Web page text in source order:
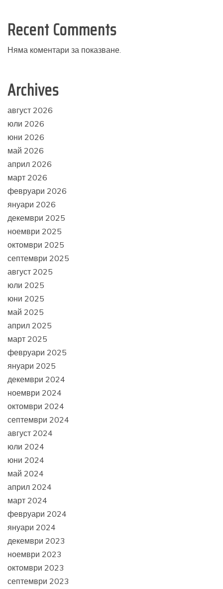
Recent Comments
Няма коментари за показване.
Archives
август 2026
юли 2026
юни 2026
май 2026
април 2026
март 2026
февруари 2026
януари 2026
декември 2025
ноември 2025
октомври 2025
септември 2025
август 2025
юли 2025
юни 2025
май 2025
април 2025
март 2025
февруари 2025
януари 2025
декември 2024
ноември 2024
октомври 2024
септември 2024
август 2024
юли 2024
юни 2024
май 2024
април 2024
март 2024
февруари 2024
януари 2024
декември 2023
ноември 2023
октомври 2023
септември 2023